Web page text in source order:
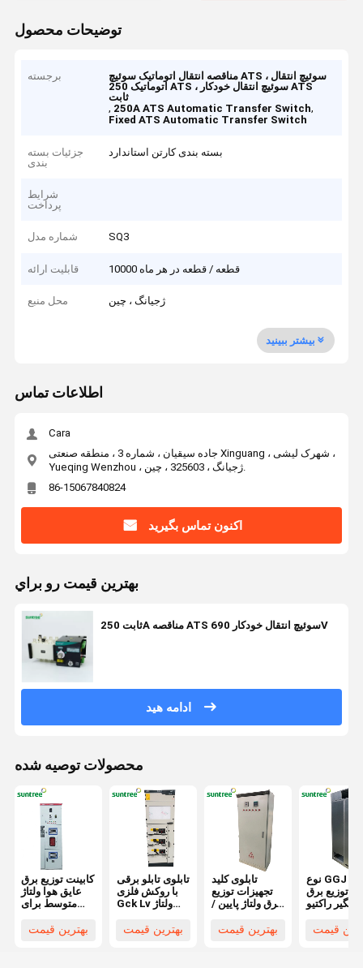
توضیحات محصول
برجسته
مناقصه انتقال اتوماتیک سوئیچ ATS ، سوئیچ انتقال
اتوماتیک 250 ATS ، سوئیچ انتقال خودکار ATS
ثابت
, 250A ATS Automatic Transfer Switch,
Fixed ATS Automatic Transfer Switch
جزئیات بسته
بندی
بسته بندی کارتن استاندارد
شرایط
پرداخت
شماره مدل SQ3
قابلیت ارائه 10000 قطعه / قطعه در هر ماه
محل منبع ژجیانگ ، چین
بیشتر ببینید
اطلاعات تماس
Cara
جاده سیقیان ، شماره 3 ، منطقه صنعتی Xinguang ، شهرک لیشی ،
Yueqing Wenzhou ، ژجیانگ ، 325603 ، چین.
86-15067840824
اکنون تماس بگیرید
بهترين قيمت رو براي
ثابت 250A مناقصه ATS سوئیچ انتقال خودکار 690V
ادامه هید
محصولات توصیه شده
کابینت توزیع برق
عایق هوا ولتاژ
متوسط ​​برای
باس-بار
بهترین قیمت
تابلوی تابلو برقی
با روکش فلزی
Gck Lv ولتاژ
فاز
بهترین قیمت
تابلوی کلید
تجهیزات توزیع
برق ولتاژ پایین /
بهترین قیمت
نوع GGJ کابینت
توزیع برق
راکتیو
قیمت